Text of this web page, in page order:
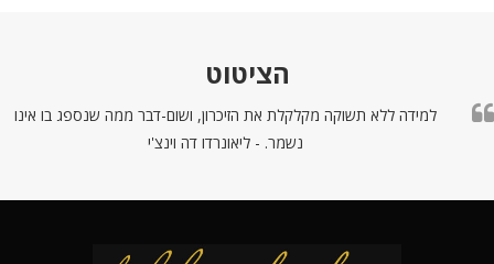
הציטוט
למידה ללא תשוקה מקלקלת את הזיכרון, ושום-דבר ממה שנספג בו אינו
נשמר. - ליאונרדו דה וינצ'י